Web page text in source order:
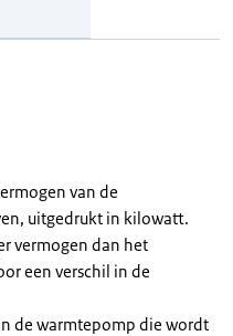
van de
uitgedrukt in kilowatt.
vermogen dan het
een verschil in de
de warmtepomp die wordt